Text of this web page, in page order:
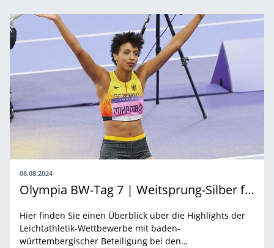
08.08.2024
Olympia BW-Tag 7 | Weitsprung-Silber für Mihambo und Erleichterungsschrei im Kugelstoßen der Frauen
Hier finden Sie einen Überblick über die Highlights der
Leichtathletik-Wettbewerbe mit baden-
württembergischer Beteiligung bei den…